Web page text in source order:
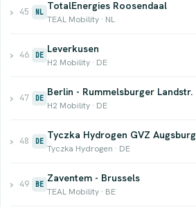
› 45 NL
TotalEnergies Roosendaal
TEAL Mobility · NL
› 46 DE
Leverkusen
H2 Mobility · DE
› 47 DE
Berlin - Rummelsburger Landstr.
H2 Mobility · DE
› 48 DE
Tyczka Hydrogen GVZ Augsburg
Tyczka Hydrogen · DE
› 49 BE
Zaventem - Brussels
TEAL Mobility · BE